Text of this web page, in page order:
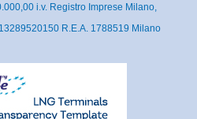
i.v. Registro Imprese Milano,
R.E.A. 1788519 Milano